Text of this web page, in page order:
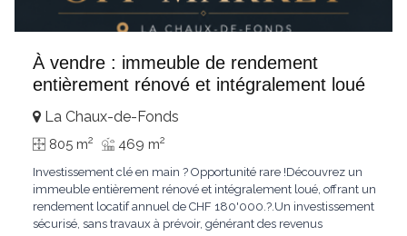
À vendre : immeuble de rendement
entièrement rénové et intégralement loué
La Chaux-de-Fonds
805 m2 469 m2
Investissement clé en main ? Opportunité rare !Découvrez un
immeuble entièrement rénové et intégralement loué, offrant un
rendement locatif annuel de CHF 180'000.?.Un investissement
sécurisé, sans travaux à prévoir, générant des revenus